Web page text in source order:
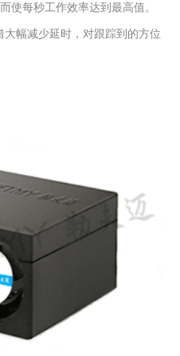
使每秒工作效率达到最高值。
幅减少延时，对跟踪到的方位